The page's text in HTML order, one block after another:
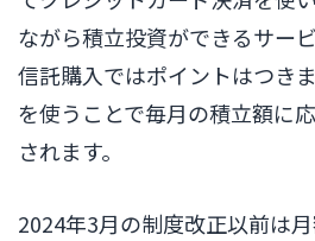
ながら積立投資ができるサー
信託購入ではポイントはつき
を使うことで毎月の積立額に
されます。
2024年3月の制度改正以前は